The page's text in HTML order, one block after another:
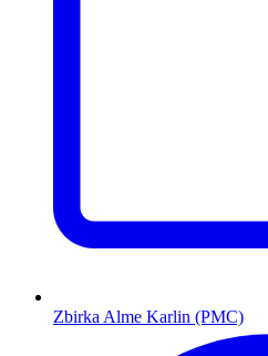
Zbirka Alme Karlin (PMC)